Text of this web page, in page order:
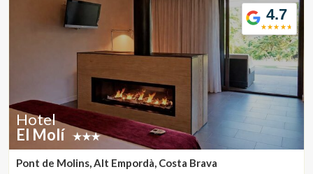
4.7
Hotel
El Molí
Pont de Molins, Alt Empordà, Costa Brava